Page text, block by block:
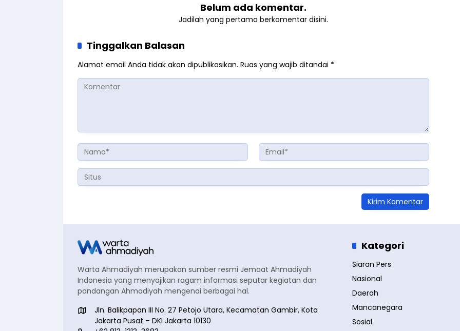
Belum ada komentar.
Jadilah yang pertama berkomentar disini.
Tinggalkan Balasan
Alamat email Anda tidak akan dipublikasikan. Ruas yang wajib ditandai *
Warta Ahmadiyah merupakan sumber resmi Jemaat Ahmadiyah
Indonesia yang menyajikan ragam informasi seputar kegiatan dan
pandangan Ahmadiyah mengenai berbagai hal.
Jln. Balikpapan III No. 27 Petojo Utara, Kecamatan Gambir, Kota
Jakarta Pusat – DKI Jakarta 10130
Kategori
Siaran Pers
Nasional
Daerah
Mancanegara
Sosial